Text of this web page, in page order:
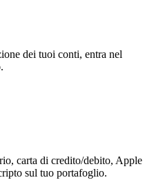
dei tuoi conti, entra nel
carta di credito/debito, Apple
sul tuo portafoglio.